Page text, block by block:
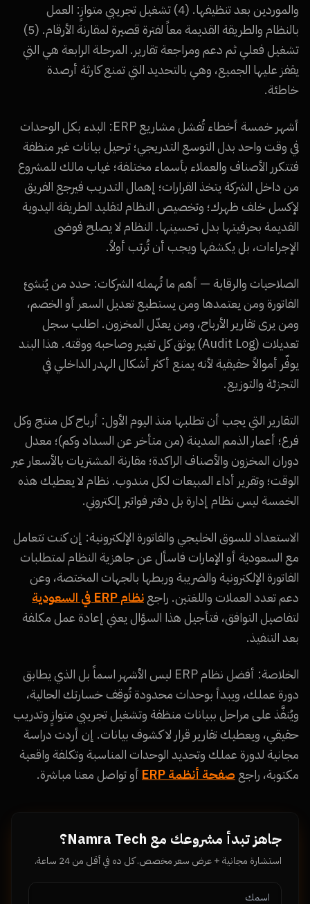
والموردين بعد تنظيفها. (4) تشغيل تجريبي متوازٍ: العمل
بالنظام والطريقة القديمة معاً لفترة قصيرة لمقارنة الأرقام. (5)
تشغيل فعلي ثم دعم ومراجعة تقارير. المرحلة الرابعة هي التي
يقفز عليها الجميع، وهي بالتحديد التي تمنع كارثة أرصدة
خاطئة.
أشهر خمسة أخطاء تُفشل مشاريع ERP: البدء بكل الوحدات
في وقت واحد بدل التوسع التدريجي؛ ترحيل بيانات غير منظفة
فتتكرر الأصناف والعملاء بأسماء مختلفة؛ غياب مالك للمشروع
من داخل الشركة يتخذ القرارات؛ إهمال التدريب فيرجع الفريق
لإكسل خلف ظهرك؛ وتخصيص النظام لتقليد الطريقة اليدوية
القديمة بحرفيتها بدل تحسينها. النظام لا يصلح فوضى
الإجراءات، بل يكشفها ويجب أن تُرتب أولاً.
الصلاحيات والرقابة — أهم ما تُهمله الشركات: حدد من يُنشئ
الفاتورة ومن يعتمدها ومن يستطيع تعديل السعر أو الخصم،
ومن يرى تقارير الأرباح، ومن يعدّل المخزون. اطلب سجل
تعديلات (Audit Log) يوثق كل تغيير وصاحبه ووقته. هذا البند
يوفّر أموالاً حقيقية لأنه يمنع أكثر أشكال الهدر الداخلي في
التجزئة والتوزيع.
التقارير التي يجب أن تطلبها منذ اليوم الأول: أرباح كل منتج وكل
فرع؛ أعمار الذمم المدينة (من متأخر عن السداد وكم)؛ معدل
دوران المخزون والأصناف الراكدة؛ مقارنة المشتريات بالأسعار عبر
الوقت؛ وتقرير أداء المبيعات لكل مندوب. نظام لا يعطيك هذه
الخمسة ليس نظام إدارة بل دفتر فواتير إلكتروني.
الاستعداد للسوق الخليجي والفاتورة الإلكترونية: إن كنت تتعامل
مع السعودية أو الإمارات فاسأل عن جاهزية النظام لمتطلبات
الفاتورة الإلكترونية والضريبة وربطها بالجهات المختصة، وعن
دعم تعدد العملات واللغتين. راجعنظام ERP في السعودية
لتفاصيل التوافق، فتأجيل هذا السؤال يعني إعادة عمل مكلفة
بعد التنفيذ.
الخلاصة: أفضل نظام ERP ليس الأشهر اسماً بل الذي يطابق
دورة عملك، ويبدأ بوحدات محدودة تُوقف خسارتك الحالية،
ويُنفَّذ على مراحل ببيانات منظفة وتشغيل تجريبي متوازٍ وتدريب
حقيقي، ويعطيك تقارير قرار لا كشوف بيانات. إن أردت دراسة
مجانية لدورة عملك وتحديد الوحدات المناسبة وتكلفة واقعية
مكتوبة، راجع صفحة أنظمة ERP أو تواصل معنا مباشرة.
جاهز تبدأ مشروعك مع Namra Tech؟
استشارة مجانية + عرض سعر مخصص. كل ده في أقل من 24 ساعة.